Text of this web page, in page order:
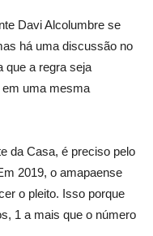
Davi Alcolumbre se
há uma discussão no
que a regra seja
em uma mesma
da Casa, é preciso pelo
2019, o amapaense
o pleito. Isso porque
1 a mais que o número